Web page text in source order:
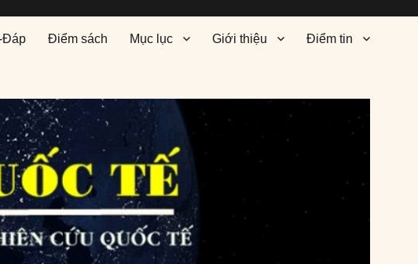
Đáp Điểm sách Mục lục Giới thiệu Điểm tin